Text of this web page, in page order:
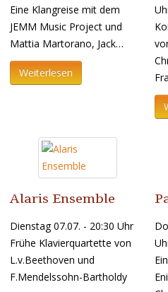
Eine Klangreise mit dem
JEMM Music Project und
Mattia Martorano, Jack…
Weiterlesen
Alaris Ensemble
Dienstag 07.07. - 20:30 Uhr
Frühe Klavierquartette von
L.v.Beethoven und
F.Mendelssohn-Bartholdy